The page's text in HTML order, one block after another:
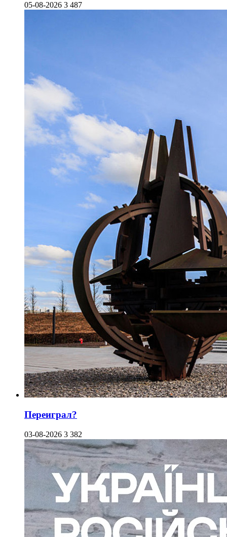
05-08-2026 3 487
Переиграл?
03-08-2026 3 382